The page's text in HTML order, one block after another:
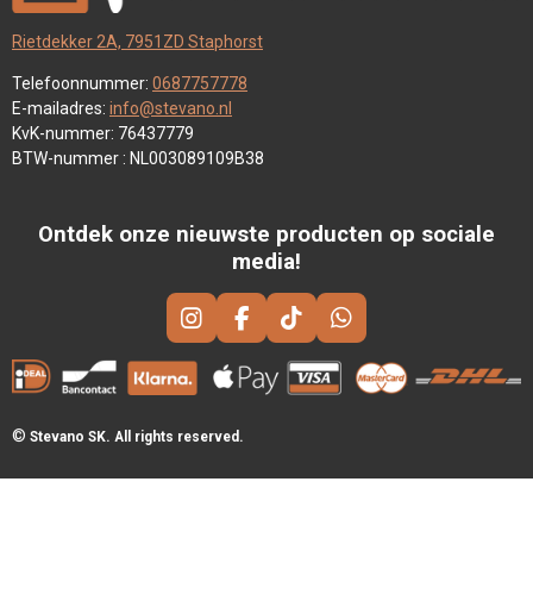
Rietdekker 2A, 7951ZD Staphorst
Telefoonnummer: 0687757778
E-mailadres: info@stevano.nl
KvK-nummer: 76437779
BTW-nummer : NL003089109B38
Ontdek onze nieuwste producten op sociale
media!
I
N
T
G
A
F
A
C
E
O
K
T
I
K
T
W
H
T
P
© Stevano SK. All rights reserved.